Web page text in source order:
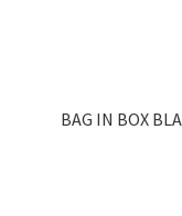
BAG IN BOX